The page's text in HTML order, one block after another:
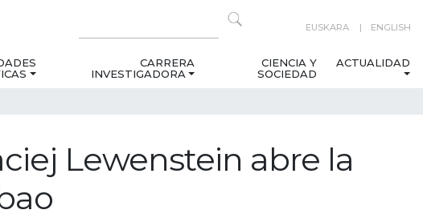
EUSKARA ENGLISH
CARRERA
INVESTIGADORA
CIENCIA Y
SOCIEDAD
ACTUALIDAD
Lewenstein abre la